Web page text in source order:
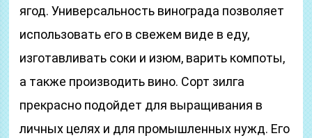
ягод. Универсальность винограда позволяет
использовать его в свежем виде в еду,
изготавливать соки и изюм, варить компоты,
а также производить вино. Сорт зилга
прекрасно подойдет для выращивания в
личных целях и для промышленных нужд. Его